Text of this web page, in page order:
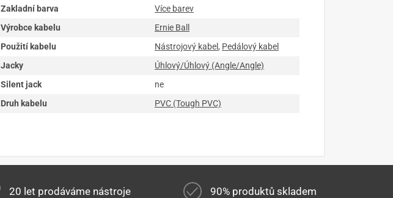
Zakladní barva
Více barev
Výrobce kabelu
Ernie Ball
Použití kabelu
Nástrojový kabel , Pedálový kabel
Jacky
Úhlový/Úhlový (Angle/Angle)
Silent jack
ne
Druh kabelu
PVC (Tough PVC)
20 let prodáváme nástroje 90% produktů skladem